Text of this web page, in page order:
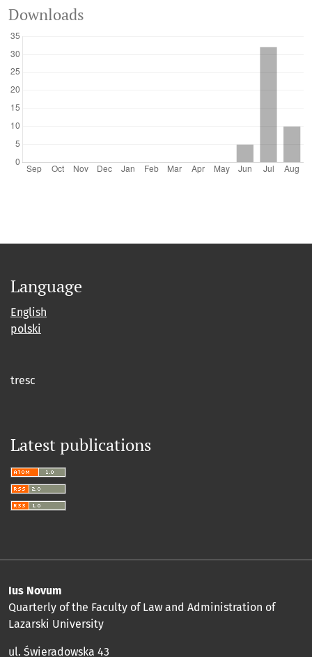
Downloads
Language
English
polski
tresc
Latest publications
Ius Novum
Quarterly of the Faculty of Law and Administration of
Lazarski University
ul. Świeradowska 43